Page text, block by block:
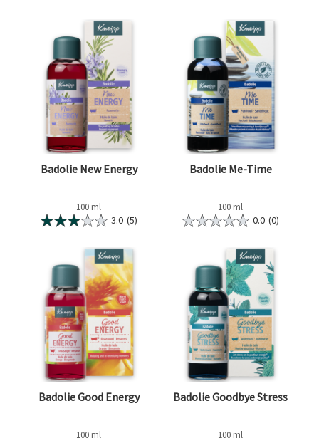
Badolie New Energy
100 ml
3.0 (5)
Badolie Me-Time
100 ml
0.0 (0)
Badolie Good Energy
100 ml
Badolie Goodbye Stress
100 ml